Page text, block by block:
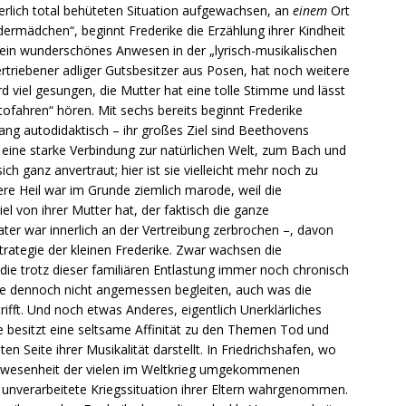
total behüteten Situation aufgewachsen, an einem Ort
beginnt Frederike die Erzählung ihrer Kindheit
wunderschönes Anwesen in der „lyrisch-musikalischen
adliger Gutsbesitzer aus Posen, hat noch weitere
viel gesungen, die Mutter hat eine tolle Stimme und lässt
hören. Mit sechs bereits beginnt Frederike
autodidaktisch – ihr großes Ziel sind Beethovens
starke Verbindung zur natürlichen Welt, zum Bach und
ganz anvertraut; hier ist sie vielleicht mehr noch zu
Heil war im Grunde ziemlich marode, weil die
von ihrer Mutter hat, der faktisch die ganze
war innerlich an der Vertreibung zerbrochen –, davon
der kleinen Frederike. Zwar wachsen die
trotz dieser familiären Entlastung immer noch chronisch
nicht angemessen begleiten, auch was die
Und noch etwas Anderes, eigentlich Unerklärliches
eine seltsame Affinität zu den Themen Tod und
Seite ihrer Musikalität darstellt. In Friedrichshafen, wo
der vielen im Weltkrieg umgekommenen
Kriegssituation ihrer Eltern wahrgenommen.